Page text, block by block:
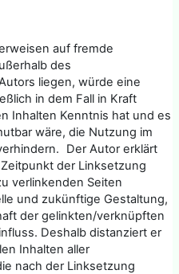
auf fremde
des
liegen, würde eine
in dem Fall in Kraft
Inhalten Kenntnis hat und es
wäre, die Nutzung im
Der Autor erklärt
der Linksetzung
verlinkenden Seiten
und zukünftige Gestaltung,
der gelinkten/verknüpften
Deshalb distanziert er
Inhalten aller
nach der Linksetzung